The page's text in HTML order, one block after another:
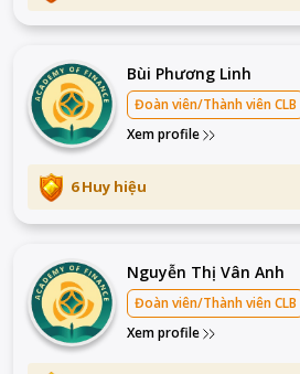
Bùi Phương Linh
Đoàn viên/Thành viên CLB
Xem profile
6 Huy hiệu
Nguyễn Thị Vân Anh
Đoàn viên/Thành viên CLB
Xem profile